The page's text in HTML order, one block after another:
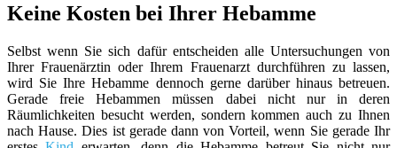
Keine Kosten bei Ihrer Hebamme
Selbst wenn Sie sich dafür entscheiden alle Untersuchungen von
Ihrer Frauenärztin oder Ihrem Frauenarzt durchführen zu lassen,
wird Sie Ihre Hebamme dennoch gerne darüber hinaus betreuen.
Gerade freie Hebammen müssen dabei nicht nur in deren
Räumlichkeiten besucht werden, sondern kommen auch zu Ihnen
nach Hause. Dies ist gerade dann von Vorteil, wenn Sie gerade Ihr